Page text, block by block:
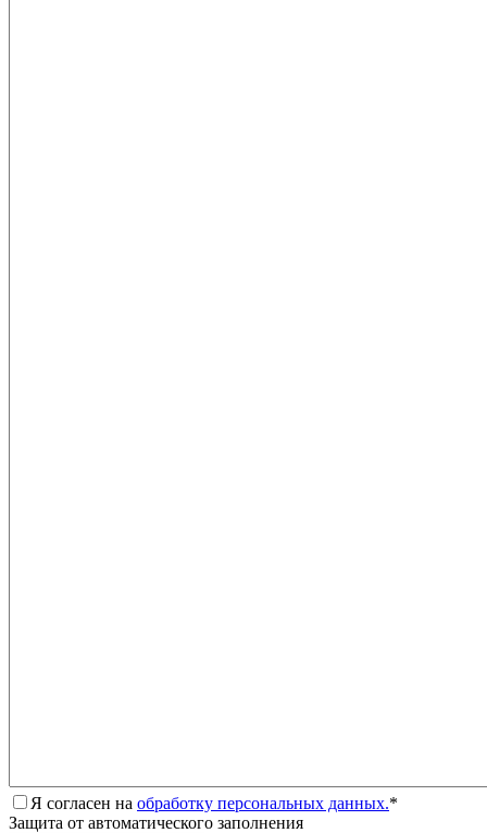
Я согласен на обработку персональных данных.*
Защита от автоматического заполнения